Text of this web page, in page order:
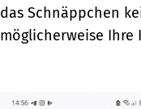
das Schnäppchen
möglicherweise